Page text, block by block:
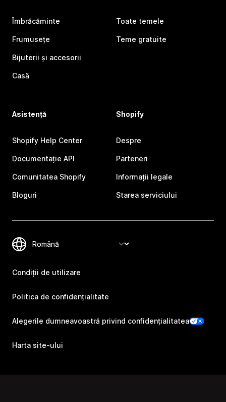
Îmbrăcăminte
Frumusețe
Bijuterii și accesorii
Casă
Toate temele
Teme gratuite
Asistență
Shopify Help Center
Documentație API
Comunitatea Shopify
Bloguri
Shopify
Despre
Parteneri
Informații legale
Starea serviciului
Condiții de utilizare
Politica de confidențialitate
Alegerile dumneavoastră privind confidențialitatea
Harta site-ului